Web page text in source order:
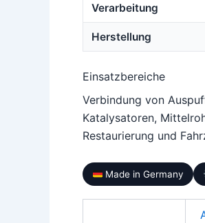
Verarbeitung
Herstellung
Einsatzbereiche
Verbindung von
Katalysatoren,
Restaurierung und
Made in Germany